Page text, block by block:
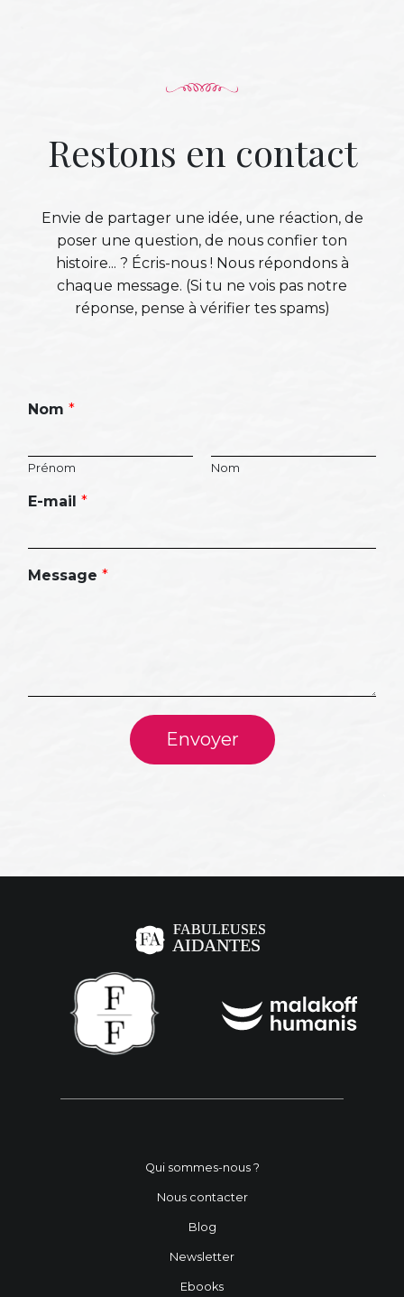
Restons en contact
Envie de partager une idée, une réaction, de
poser une question, de nous confier ton
histoire... ? Écris-nous ! Nous répondons à
chaque message. (Si tu ne vois pas notre
réponse, pense à vérifier tes spams)
Nom *
Prénom Nom
E-mail *
Message *
Envoyer
Qui sommes-nous ?
Nous contacter
Blog
Newsletter
Ebooks